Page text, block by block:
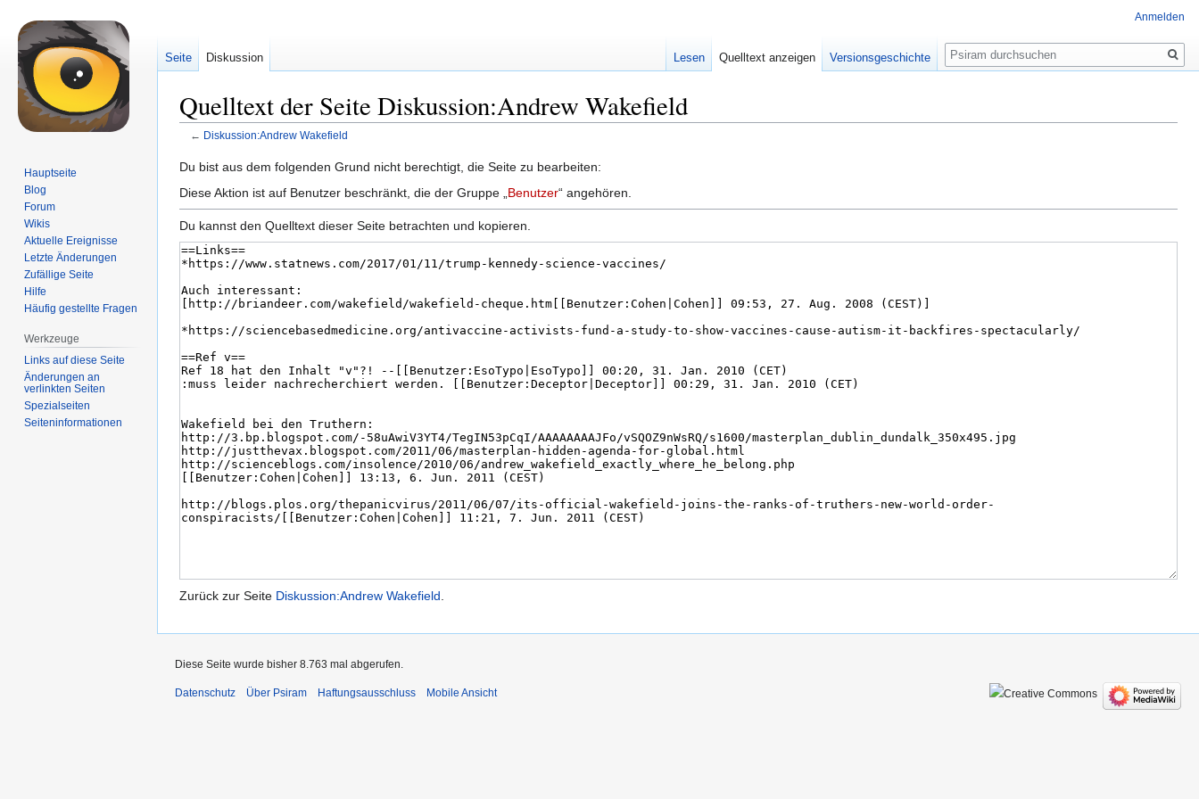
Quelltext der Seite Diskussion:Andrew Wakefield
← Diskussion:Andrew Wakefield
Zur
Navigation
Zur
Suche
Du bist aus dem folgenden Grund nicht berechtigt, die Seite zu bearbeiten:
Diese Aktion ist auf Benutzer beschränkt, die der Gruppe „ Benutzer“ angehören.
Du kannst den Quelltext dieser Seite betrachten und kopieren.
Zurück zur Seite Diskussion:Andrew Wakefield.
Anmelden
Seite Diskussion Lesen Quelltext anzeigen Versionsgeschichte
Suche
Hauptseite
Blog
Forum
Wikis
Aktuelle Ereignisse
Letzte Änderungen
Zufällige Seite
Hilfe
Häufig gestellte Fragen
Werkzeuge
Links auf diese Seite
Änderungen an
verlinkten Seiten
Spezialseiten
Seiten­informationen
Diese Seite wurde bisher 8.763 mal abgerufen.
Datenschutz Über Psiram Haftungsausschluss Mobile Ansicht